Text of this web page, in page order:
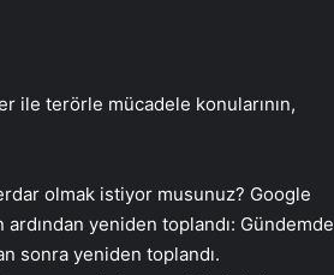
ile terörle mücadele konularının,
olmak istiyor musunuz? Google
ardından yeniden toplandı: Gündemde
sonra yeniden toplandı.